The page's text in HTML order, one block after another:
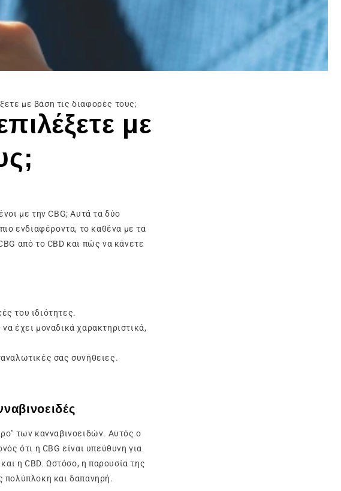
με βάση τις διαφορές τους;
με
με την CBG; Αυτά τα δύο
ενδιαφέροντα, το καθένα με τα
από το CBD και πώς να κάνετε
του ιδιότητες.
έχει μοναδικά χαρακτηριστικά,
σας συνήθειες.
των κανναβινοειδών. Αυτός ο
ότι η CBG είναι υπεύθυνη για
η CBD. Ωστόσο, η παρουσία της
πολύπλοκη και δαπανηρή.